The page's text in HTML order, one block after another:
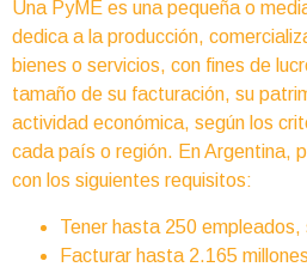
Una PyME es una pequeña o
dedica a la producción,
bienes o servicios, con fines de
tamaño de su facturación, su
actividad económica, según los
cada país o región. En Argentina,
con los siguientes requisitos:
Tener hasta 250 empleados,
Facturar hasta 2.165